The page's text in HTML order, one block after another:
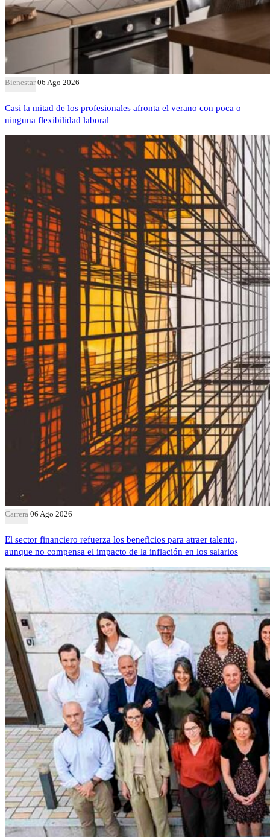
Bienestar 06 Ago 2026
Casi la mitad de los profesionales afronta el verano con poca o
ninguna flexibilidad laboral
Carrera 06 Ago 2026
El sector financiero refuerza los beneficios para atraer talento,
aunque no compensa el impacto de la inflación en los salarios